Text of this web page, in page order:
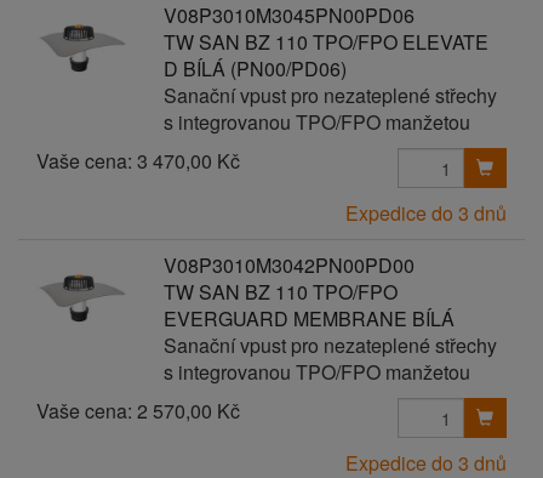
V08P3010M3045PN00PD06
TW SAN BZ 110 TPO/FPO ELEVATE
D BÍLÁ (PN00/PD06)
Sanační vpust pro nezateplené střechy
s integrovanou TPO/FPO manžetou
Vaše cena: 3 470,00 Kč
Expedice do 3 dnů
V08P3010M3042PN00PD00
TW SAN BZ 110 TPO/FPO
EVERGUARD MEMBRANE BÍLÁ
Sanační vpust pro nezateplené střechy
s integrovanou TPO/FPO manžetou
Vaše cena: 2 570,00 Kč
Expedice do 3 dnů